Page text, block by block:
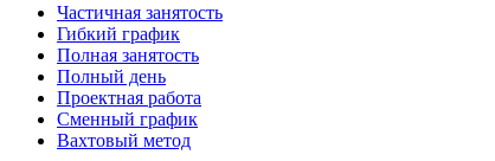
Частичная занятость
Гибкий график
Полная занятость
Полный день
Проектная работа
Сменный график
Вахтовый метод